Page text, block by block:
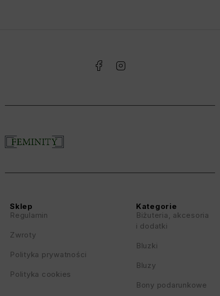
Kategorie
Biżuteria, akcesoria
i dodatki
Bluzki
Bluzy
Bony podarunkowe
Sklep
Regulamin
Zwroty
Polityka prywatności
Polityka cookies